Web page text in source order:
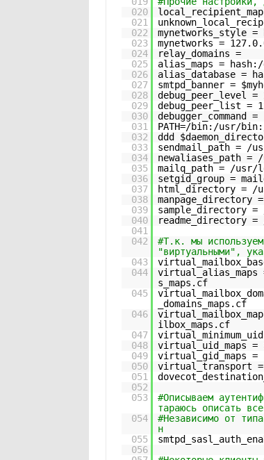
020
021
022
mynetworks_style =
023
mynetworks =
024
relay_domains =
025
alias_maps =
026
alias_database =
027
smtpd_banner =
028
debug_peer_level =
029
debug_peer_list =
030
debugger_command =
031
PATH=/bin:/usr/
032
ddd
033
sendmail_path = /
034
newaliases_path
035
mailq_path = /usr/
036
setgid_group =
037
html_directory = /
038
manpage_directory
039
sample_directory
040
readme_directory
041
042
#Т.к. мы
"виртуальными",
043
044
s_maps.cf
045
_domains_maps.cf
046
ilbox_maps.cf
047
048
virtual_uid_maps =
049
virtual_gid_maps =
050
virtual_transport =
051
052
053
#Описываем
тараюсь описать
054
#Независимо от
н
055
056